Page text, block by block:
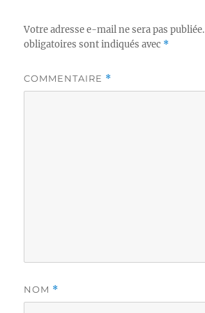
Votre adresse e-mail ne sera pas publiée.
obligatoires sont indiqués avec *
COMMENTAIRE *
NOM *